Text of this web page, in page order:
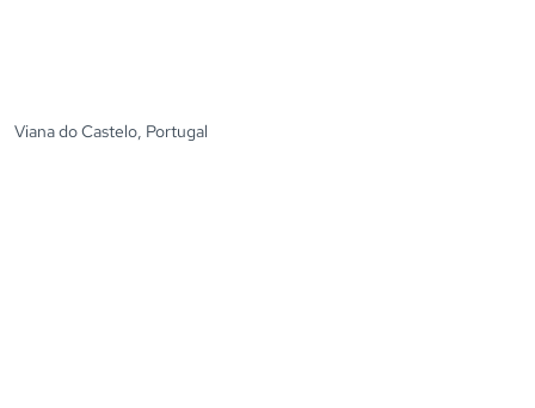
Viana do Castelo, Portugal